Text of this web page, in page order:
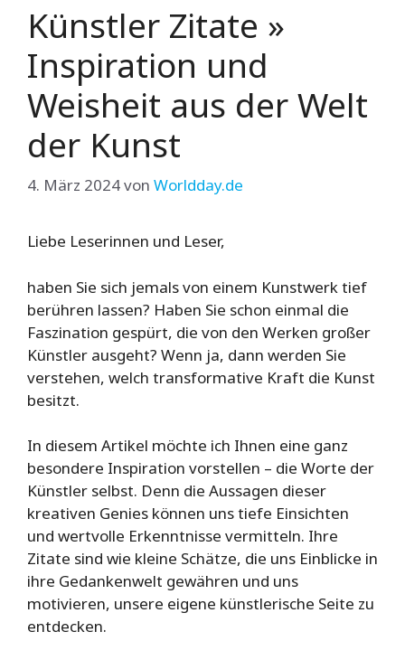
Künstler Zitate »
Inspiration und
Weisheit aus der Welt
der Kunst
4. März 2024von Worldday.de
Liebe Leserinnen und Leser,
haben Sie sich jemals von einem Kunstwerk tief
berühren lassen? Haben Sie schon einmal die
Faszination gespürt, die von den Werken großer
Künstler ausgeht? Wenn ja, dann werden Sie
verstehen, welch transformative Kraft die Kunst
besitzt.
In diesem Artikel möchte ich Ihnen eine ganz
besondere Inspiration vorstellen – die Worte der
Künstler selbst. Denn die Aussagen dieser
kreativen Genies können uns tiefe Einsichten
und wertvolle Erkenntnisse vermitteln. Ihre
Zitate sind wie kleine Schätze, die uns Einblicke in
ihre Gedankenwelt gewähren und uns
motivieren, unsere eigene künstlerische Seite zu
entdecken.